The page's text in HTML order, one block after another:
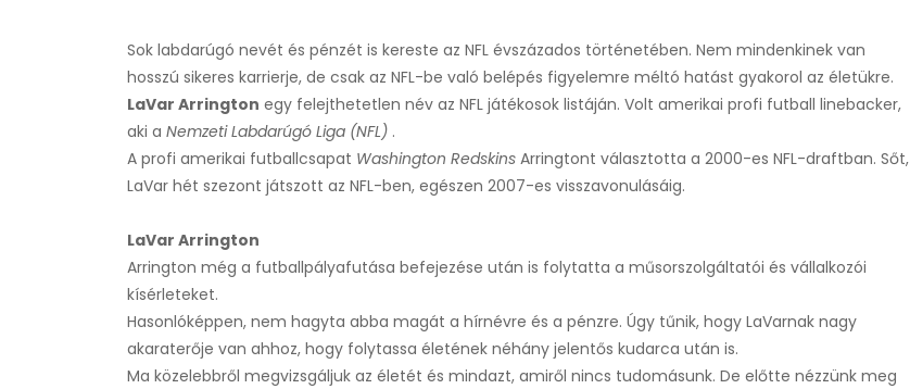
Sok labdarúgó nevét és pénzét is kereste az NFL évszázados történetében. Nem mindenkinek van
hosszú sikeres karrierje, de csak az NFL-be való belépés figyelemre méltó hatást gyakorol az életükre.
LaVar Arrington egy felejthetetlen név az NFL játékosok listáján. Volt amerikai profi futball linebacker,
aki a Nemzeti Labdarúgó Liga (NFL) .
A profi amerikai futballcsapat Washington Redskins Arringtont választotta a 2000-es NFL-draftban. Sőt,
LaVar hét szezont játszott az NFL-ben, egészen 2007-es visszavonulásáig.
LaVar Arrington
Arrington még a futballpályafutása befejezése után is folytatta a műsorszolgáltatói és vállalkozói
kísérleteket.
Hasonlóképpen, nem hagyta abba magát a hírnévre és a pénzre. Úgy tűnik, hogy LaVarnak nagy
akaraterője van ahhoz, hogy folytassa életének néhány jelentős kudarca után is.
Ma közelebbről megvizsgáljuk az életét és mindazt, amiről nincs tudomásunk. De előtte nézzünk meg